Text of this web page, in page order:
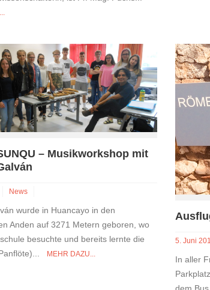
– Musikworkshop mit
News
wurde in Huancayo in den
Anden auf 3271 Metern geboren, wo
besuchte und bereits lernte die
MEHR DAZU...
5. Juni
In aller